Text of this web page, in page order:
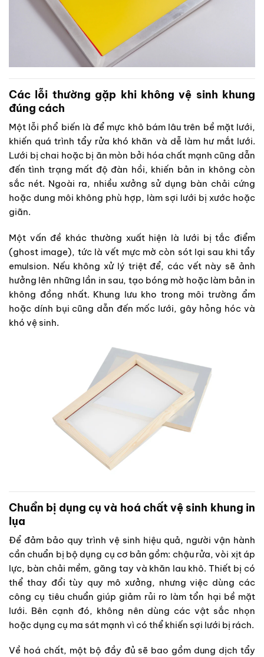
Các lỗi thường gặp khi không vệ sinh khung
đúng cách
Một lỗi phổ biến là để mực khô bám lâu trên bề mặt lưới,
khiến quá trình tẩy rửa khó khăn và dễ làm hư mắt lưới.
Lưới bị chai hoặc bị ăn mòn bởi hóa chất mạnh cũng dẫn
đến tình trạng mất độ đàn hồi, khiến bản in không còn
sắc nét. Ngoài ra, nhiều xưởng sử dụng bàn chải cứng
hoặc dung môi không phù hợp, làm sợi lưới bị xước hoặc
giãn.
Một vấn đề khác thường xuất hiện là lưới bị tắc điểm
(ghost image), tức là vết mực mờ còn sót lại sau khi tẩy
emulsion. Nếu không xử lý triệt để, các vết này sẽ ảnh
hưởng lên những lần in sau, tạo bóng mờ hoặc làm bản in
không đồng nhất. Khung lưu kho trong môi trường ẩm
hoặc dính bụi cũng dẫn đến mốc lưới, gây hỏng hóc và
khó vệ sinh.
Chuẩn bị dụng cụ và hoá chất vệ sinh khung in
lụa
Để đảm bảo quy trình vệ sinh hiệu quả, người vận hành
cần chuẩn bị bộ dụng cụ cơ bản gồm: chậu rửa, vòi xịt áp
lực, bàn chải mềm, găng tay và khăn lau khô. Thiết bị có
thể thay đổi tùy quy mô xưởng, nhưng việc dùng các
công cụ tiêu chuẩn giúp giảm rủi ro làm tổn hại bề mặt
lưới. Bên cạnh đó, không nên dùng các vật sắc nhọn
hoặc dụng cụ ma sát mạnh vì có thể khiến sợi lưới bị rách.
Về hoá chất, một bộ đầy đủ sẽ bao gồm dung dịch tẩy